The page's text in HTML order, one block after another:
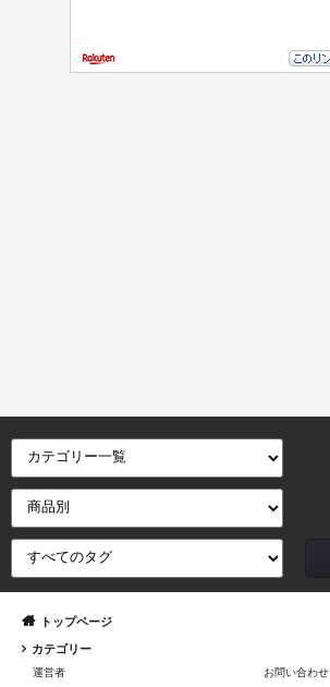
トップページ
カテゴリー
運営者 お問い合わせ